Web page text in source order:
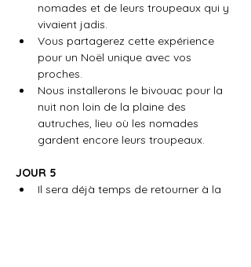
nomades et de leurs troupeaux qui y
vivaient jadis.
Vous partagerez cette expérience
pour un Noël unique avec vos
proches.
Nous installerons le bivouac pour la
nuit non loin de la plaine des
autruches, lieu où les nomades
gardent encore leurs troupeaux.
JOUR 5
Il sera déjà temps de retourner à la